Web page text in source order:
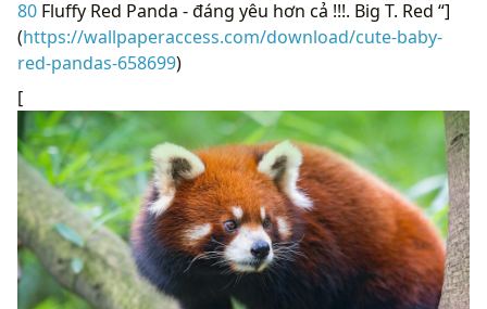
80 Fluffy Red Panda - đáng yêu hơn cả !!!. Big T. Red “]
(https://wallpaperaccess.com/download/cute-baby-
red-pandas-658699)
[